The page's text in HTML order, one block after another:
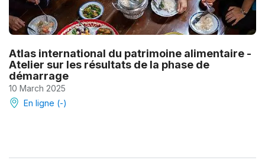
Atlas international du patrimoine alimentaire -
Atelier sur les résultats de la phase de
démarrage
10 March 2025
En ligne (-)